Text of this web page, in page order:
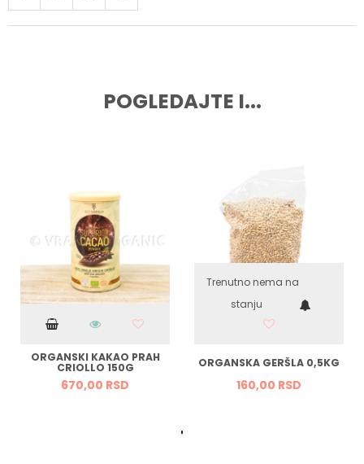
POGLEDAJTE I...
ORGANSKI KAKAO PRAH
CRIOLLO 150G
670,00 RSD
Trenutno nema na
stanju
ORGANSKA GERŠLA 0,5KG
160,00 RSD